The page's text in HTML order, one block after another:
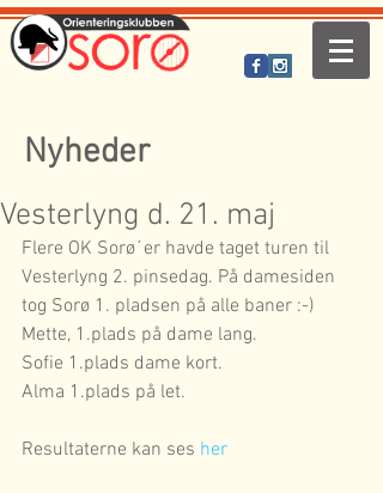
Nyheder
Vesterlyng d. 21. maj
Flere OK Sorø´er havde taget turen til
Vesterlyng 2. pinsedag. På damesiden
tog Sorø 1. pladsen på alle baner :-)
Mette, 1.plads på dame lang.
Sofie 1.plads dame kort.
Alma 1.plads på let.
Resultaterne kan ses her